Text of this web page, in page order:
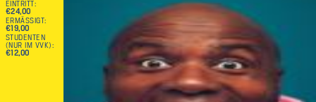
EINTRITT
€24,00
ERMÄSSIGT
€19,00
STUDENTEN
(NUR IM VVK)
€12,00